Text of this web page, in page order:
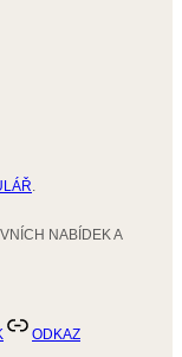
NABÍDEK A
ODKAZ